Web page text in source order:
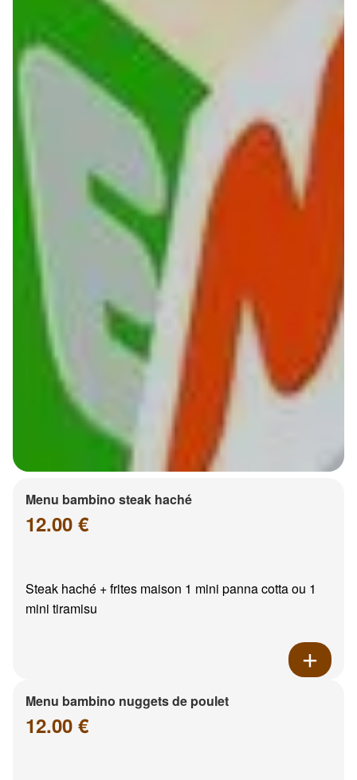
Menu bambino steak haché
12.00 €
Steak haché + frites maison 1 mini panna cotta ou 1
mini tiramisu
Menu bambino nuggets de poulet
12.00 €